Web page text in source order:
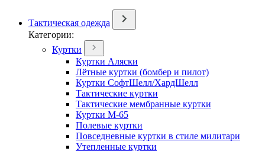
Тактическая одежда
Категории:
Куртки
Куртки Аляски
Лётные куртки (бомбер и пилот)
Куртки СофтШелл/ХардШелл
Тактические куртки
Тактические мембранные куртки
Куртки М-65
Полевые куртки
Повседневные куртки в стиле милитари
Утепленные куртки